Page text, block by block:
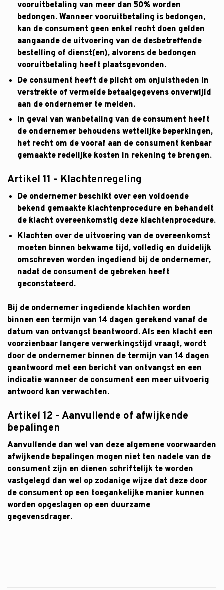
vooruitbetaling van meer dan 50% worden
bedongen. Wanneer vooruitbetaling is bedongen,
kan de consument geen enkel recht doen gelden
aangaande de uitvoering van de desbetreffende
bestelling of dienst(en), alvorens de bedongen
vooruitbetaling heeft plaatsgevonden.
De consument heeft de plicht om onjuistheden in
verstrekte of vermelde betaalgegevens onverwijld
aan de ondernemer te melden.
In geval van wanbetaling van de consument heeft
de ondernemer behoudens wettelijke beperkingen,
het recht om de vooraf aan de consument kenbaar
gemaakte redelijke kosten in rekening te brengen.
Artikel 11 - Klachtenregeling
De ondernemer beschikt over een voldoende
bekend gemaakte klachtenprocedure en behandelt
de klacht overeenkomstig deze klachtenprocedure.
Klachten over de uitvoering van de overeenkomst
moeten binnen bekwame tijd, volledig en duidelijk
omschreven worden ingediend bij de ondernemer,
nadat de consument de gebreken heeft
geconstateerd.
Bij de ondernemer ingediende klachten worden
binnen een termijn van 14 dagen gerekend vanaf de
datum van ontvangst beantwoord. Als een klacht een
voorzienbaar langere verwerkingstijd vraagt, wordt
door de ondernemer binnen de termijn van 14 dagen
geantwoord met een bericht van ontvangst en een
indicatie wanneer de consument een meer uitvoerig
antwoord kan verwachten.
Artikel 12 - Aanvullende of afwijkende
bepalingen
Aanvullende dan wel van deze algemene voorwaarden
afwijkende bepalingen mogen niet ten nadele van de
consument zijn en dienen schriftelijk te worden
vastgelegd dan wel op zodanige wijze dat deze door
de consument op een toegankelijke manier kunnen
worden opgeslagen op een duurzame
gegevensdrager.